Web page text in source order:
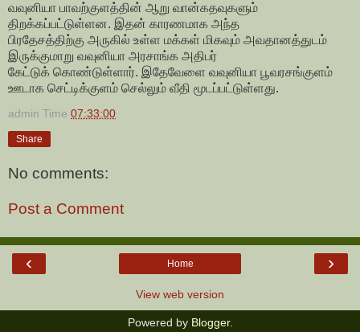
வவுனியா பாவற்குளத்தின் ஆறு வான்கதவுகளும்
திறக்கப்பட்டுள்ளன. இதன் காரணமாக அந்த
பிரதேசத்திற்கு அருகில் உள்ள மக்கள் மிகவும் அவதானத்துடம்
இருக்குமாறு வவுனியா அரசாங்க அதிபர்
கேட்டுக் கொண்டுள்ளார். இதேவேளை வவுனியா பூவரசங்குளம்
ஊடாக செட்டிக்குளம் செல்லும் வீதி மூடப்பட்டுள்ளது.
admin Time 07:33:00
Share
No comments:
Post a Comment
‹ ›
Home
View web version
Powered by Blogger.